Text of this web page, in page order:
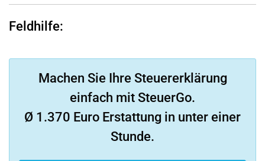
Feldhilfe:
Machen Sie Ihre Steuererklärung
einfach mit SteuerGo.
Ø 1.370 Euro Erstattung in unter einer
Stunde.